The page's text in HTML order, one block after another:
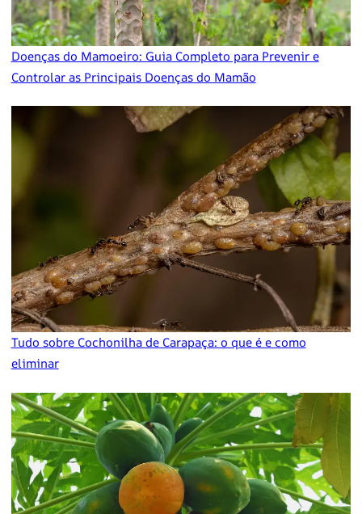
Doenças do Mamoeiro: Guia Completo para Prevenir e
Controlar as Principais Doenças do Mamão
Tudo sobre Cochonilha de Carapaça: o que é e como
eliminar